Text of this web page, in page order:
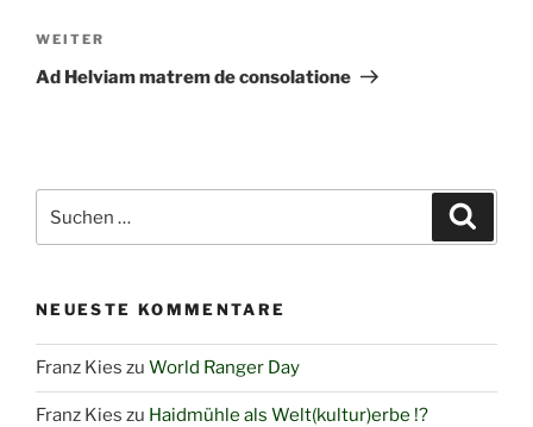
Nächster
Beitrag
WEITER
Ad Helviam matrem de consolatione
nach:
NEUESTE KOMMENTARE
Franz Kies zu World Ranger Day
Franz Kies zu Haidmühle als Welt(kultur)erbe !?